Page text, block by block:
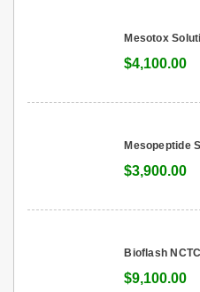
Mesotox
$4,100.00
Mesopeptide
$3,900.00
Bioflash
$9,100.00